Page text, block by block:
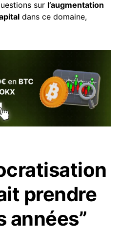
sur l’augmentation
dans ce domaine,
prendre
années”